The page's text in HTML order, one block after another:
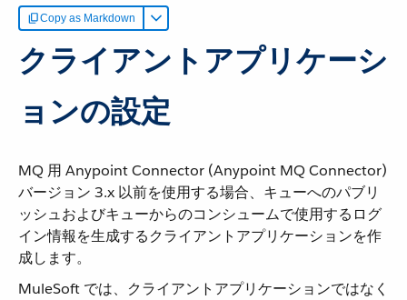
Copy as Markdown
クライアントアプリケーシ
ョンの設定
MQ 用 Anypoint Connector (Anypoint MQ Connector)
バージョン 3.x 以前を使用する場合、キューへのパブリ
ッシュおよびキューからのコンシュームで使用するログ
イン情報を生成するクライアントアプリケーションを作
成します。
MuleSoft では、クライアントアプリケーションではなく